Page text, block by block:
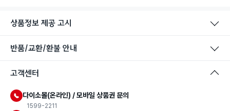
상품정보 제공 고시
반품/교환/환불 안내
고객센터
다이소몰(온라인) / 모바일 상품권 문의
1599-2211